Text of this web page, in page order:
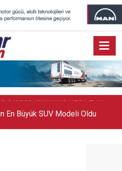
En Büyük SUV Modeli Oldu